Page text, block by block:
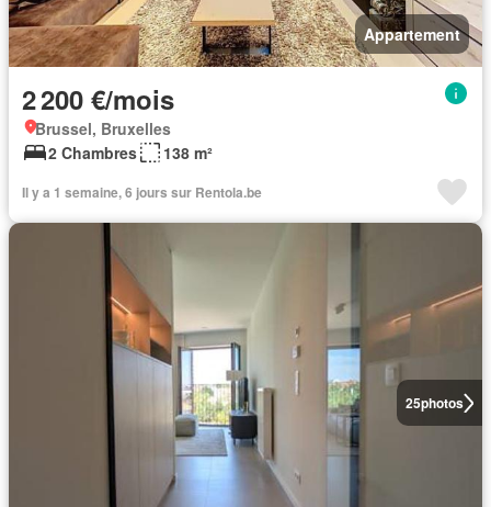
Appartement
2 200 €/mois
Brussel, Bruxelles
2 Chambres
138 m²
Il y a 1 semaine, 6 jours sur Rentola.be
25photos